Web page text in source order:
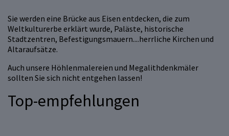
Sie werden eine Brücke aus Eisen entdecken, die zum
Weltkulturerbe erklärt wurde, Paläste, historische
Stadtzentren, Befestigungsmauern....herrliche Kirchen und
Altaraufsätze.
Auch unsere Höhlenmalereien und Megalithdenkmäler
sollten Sie sich nicht entgehen lassen!
Top-empfehlungen